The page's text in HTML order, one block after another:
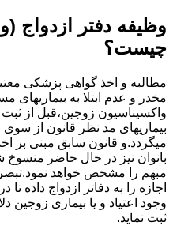
وظیفه دفتر ازدواج
چیست؟
مطالبه و اخذ گواهی پزشکی
مخدر و عدم ابتلا به بیماریهای
بیماریهای مد نظر قانون از
میگردد.و قانون سابق مبنی بر
بانوان نیز در حال حاضر منسوخ
مبهم را مشخص خواهد
اجازه را به دفاتر ازدواج داده
وجود اعتیاد و یا بیماری زوجین
ثبت نماید.